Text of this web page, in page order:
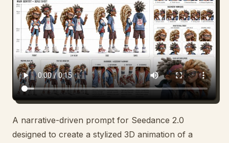
A narrative-driven prompt for Seedance 2.0
designed to create a stylized 3D animation of a